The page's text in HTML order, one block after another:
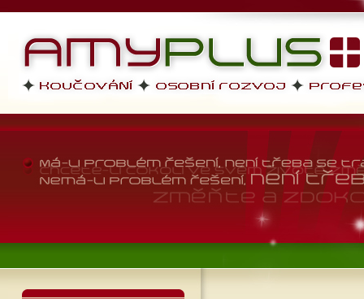
AMYPLUS
profesní dovednosti, osobní
životní styl